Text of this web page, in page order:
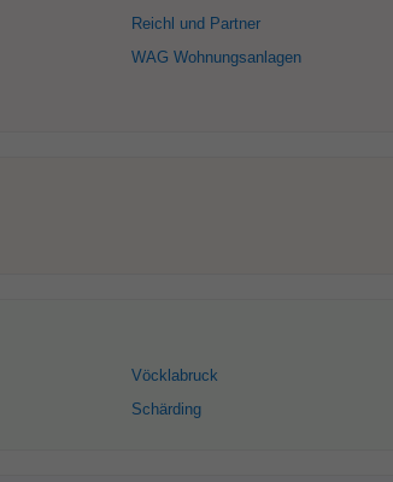
Reichl und Partner
WAG Wohnungsanlagen
Vöcklabruck
Schärding